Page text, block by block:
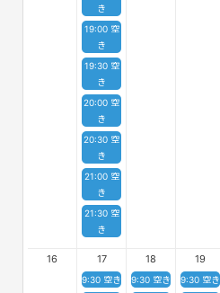
き
19:00 空
き
19:30 空
き
20:00 空
き
20:30 空
き
21:00 空
き
21:30 空
き
16 17
9:30 空き
18
9:30 空き
19
9:30 空き